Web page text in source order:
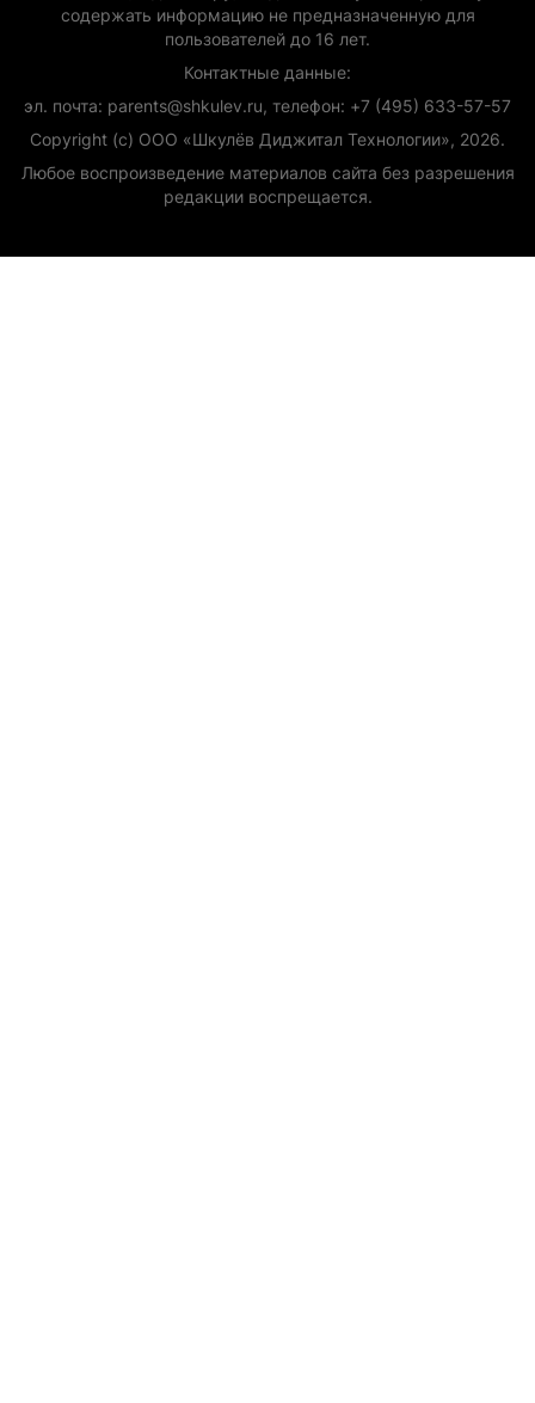
содержать информацию не предназначенную для
пользователей до 16 лет.
Контактные данные:
эл. почта: parents@shkulev.ru, телефон: +7 (495) 633-57-57
Copyright (с) ООО «Шкулёв Диджитал Технологии», 2026.
Любое воспроизведение материалов сайта без разрешения
редакции воспрещается.